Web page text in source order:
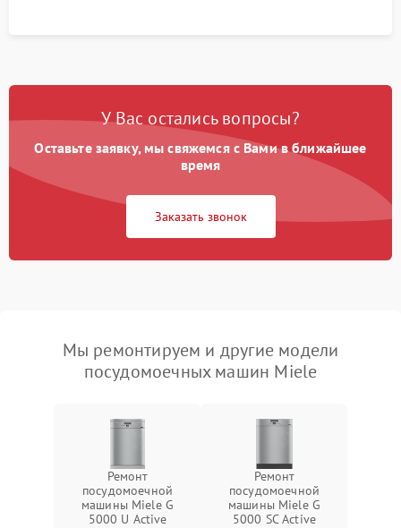
У Вас остались вопросы?
Оставьте заявку, мы свяжемся с Вами в ближайшее
время
Заказать звонок
Мы ремонтируем и другие модели
посудомоечных машин Miele
Ремонт
посудомоечной
машины Miele G
5000 U Active
Ремонт
посудомоечной
машины Miele G
5000 SC Active